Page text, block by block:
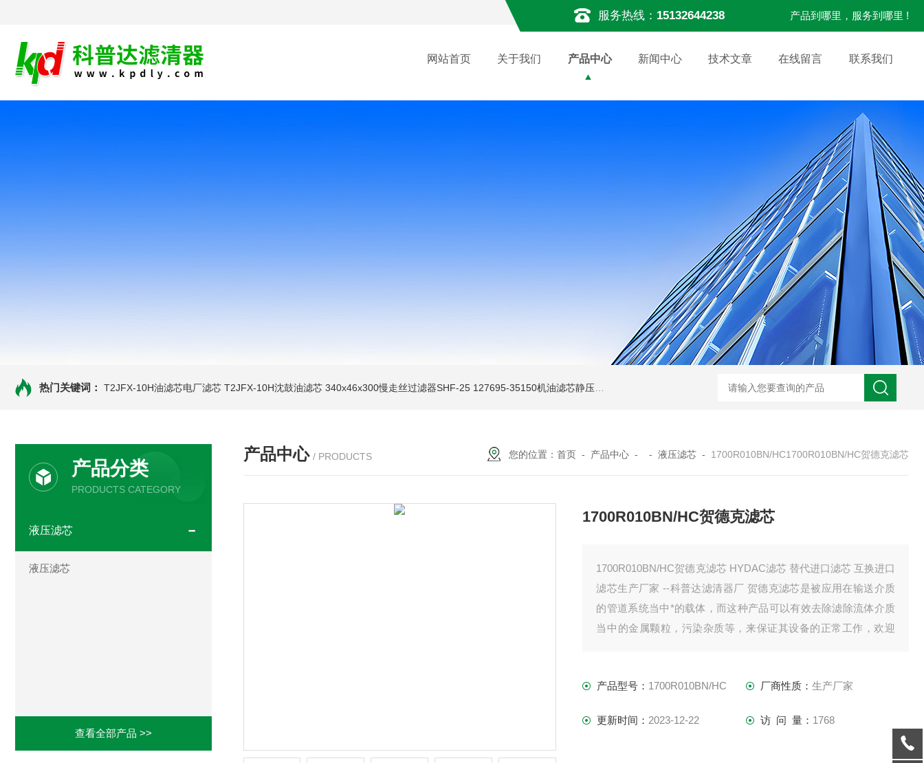
服务热线： 15132644238 产品到哪里，服务到哪里 !
网站首页 关于我们 产品中心 新闻中心 技术文章 在线留言 联系我们
热门关键词： T2JFX-10H油滤芯电厂滤芯 T2JFX-10H沈鼓油滤芯 340x46x300慢走丝过滤器SHF-25 127695-35150机油滤芯静压机滤芯 0250DN010BN4HC液压油滤芯 CST71005离心机滤芯 RFA-630*10/
产品分类
PRODUCTS CATEGORY
液压滤芯
液压滤芯
查看全部产品 >>
产品中心 / PRODUCTS 您的位置： 首页 - 产品中心 - - 液压滤芯 - 1700R010BN/HC1700R010BN/HC贺德克滤芯
1700R010BN/HC贺德克滤芯
1700R010BN/HC贺德克滤芯 HYDAC滤芯 替代进口滤芯 互换进口
滤芯生产厂家 --科普达滤清器厂 贺德克滤芯是被应用在输送介质
的管道系统当中*的载体，而这种产品可以有效去除滤除流体介质
当中的金属颗粒，污染杂质等，来保证其设备的正常工作，欢迎
产品型号： 1700R010BN/HC 厂商性质： 生产厂家
更新时间： 2023-12-22 访 问 量： 1768